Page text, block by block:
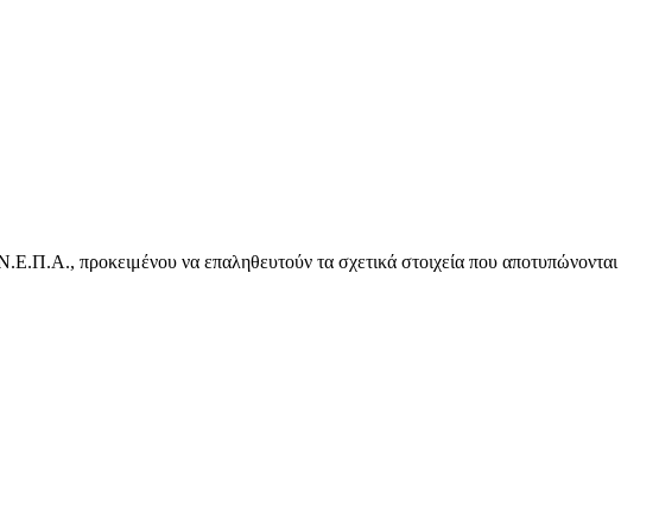
προκειμένου να επαληθευτούν τα σχετικά στοιχεία που αποτυπώνονται